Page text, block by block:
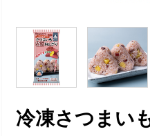
冷凍さつまい